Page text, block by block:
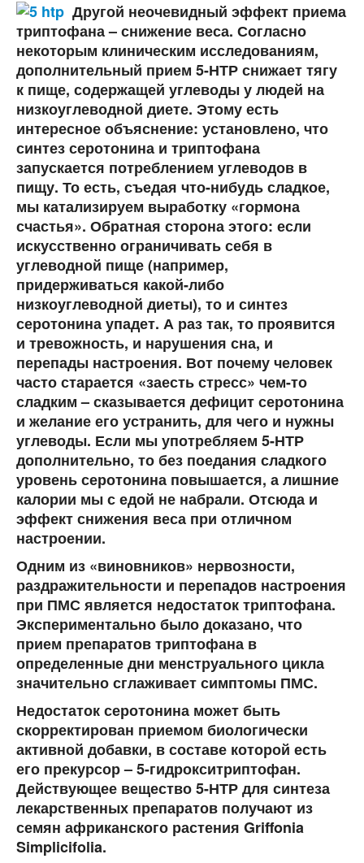
Другой неочевидный эффект приема
триптофана – снижение веса. Согласно
некоторым клиническим исследованиям,
дополнительный прием 5-НТР снижает тягу
к пище, содержащей углеводы у людей на
низкоуглеводной диете. Этому есть
интересное объяснение: установлено, что
синтез серотонина и триптофана
запускается потреблением углеводов в
пищу. То есть, съедая что-нибудь сладкое,
мы катализируем выработку «гормона
счастья». Обратная сторона этого: если
искусственно ограничивать себя в
углеводной пище (например,
придерживаться какой-либо
низкоуглеводной диеты), то и синтез
серотонина упадет. А раз так, то проявится
и тревожность, и нарушения сна, и
перепады настроения. Вот почему человек
часто старается «заесть стресс» чем-то
сладким – сказывается дефицит серотонина
и желание его устранить, для чего и нужны
углеводы. Если мы употребляем 5-НТР
дополнительно, то без поедания сладкого
уровень серотонина повышается, а лишние
калории мы с едой не набрали. Отсюда и
эффект снижения веса при отличном
настроении.
Одним из «виновников» нервозности,
раздражительности и перепадов настроения
при ПМС является недостаток триптофана.
Экспериментально было доказано, что
прием препаратов триптофана в
определенные дни менструального цикла
значительно сглаживает симптомы ПМС.
Недостаток серотонина может быть
скорректирован приемом биологически
активной добавки, в составе которой есть
его прекурсор – 5-гидрокситриптофан.
Действующее вещество 5-НТР для синтеза
лекарственных препаратов получают из
семян африканского растения Griffonia
Simplicifolia.